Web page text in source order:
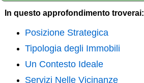
In questo approfondimento troverai:
Posizione Strategica
Tipologia degli Immobili
Un Contesto Ideale
Servizi Nelle Vicinanze